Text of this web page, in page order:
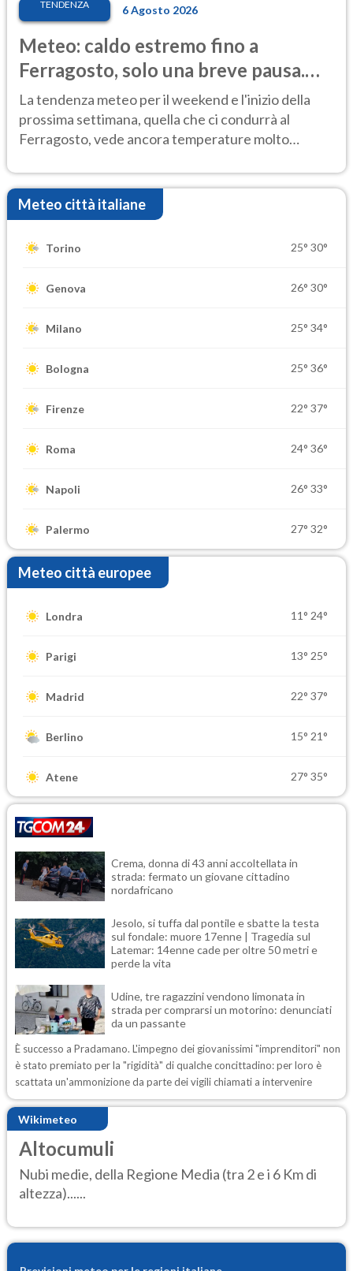
TENDENZA 6 Agosto 2026
Meteo: caldo estremo fino a
Ferragosto, solo una breve pausa.
Ecco dove
La tendenza meteo per il weekend e l'inizio della
prossima settimana, quella che ci condurrà al
Ferragosto, vede ancora temperature molto
Meteo città italiane
Torino 25° 30°
Genova 26° 30°
Milano 25° 34°
Bologna 25° 36°
Firenze 22° 37°
Roma 24° 36°
Napoli 26° 33°
Palermo 27° 32°
Meteo città europee
Londra 11° 24°
Parigi 13° 25°
Madrid 22° 37°
Berlino 15° 21°
Atene 27° 35°
Crema, donna di 43 anni accoltellata in
strada: fermato un giovane cittadino
nordafricano
Jesolo, si tuffa dal pontile e sbatte la testa
sul fondale: muore 17enne | Tragedia sul
Latemar: 14enne cade per oltre 50 metri e
perde la vita
Udine, tre ragazzini vendono limonata in
strada per comprarsi un motorino: denunciati
da un passante
È successo a Pradamano. L'impegno dei giovanissimi "imprenditori" non
è stato premiato per la "rigidità" di qualche concittadino: per loro è
scattata un'ammonizione da parte dei vigili chiamati a intervenire
Wikimeteo
Altocumuli
Nubi medie, della Regione Media (tra 2 e i 6 Km di
altezza)......